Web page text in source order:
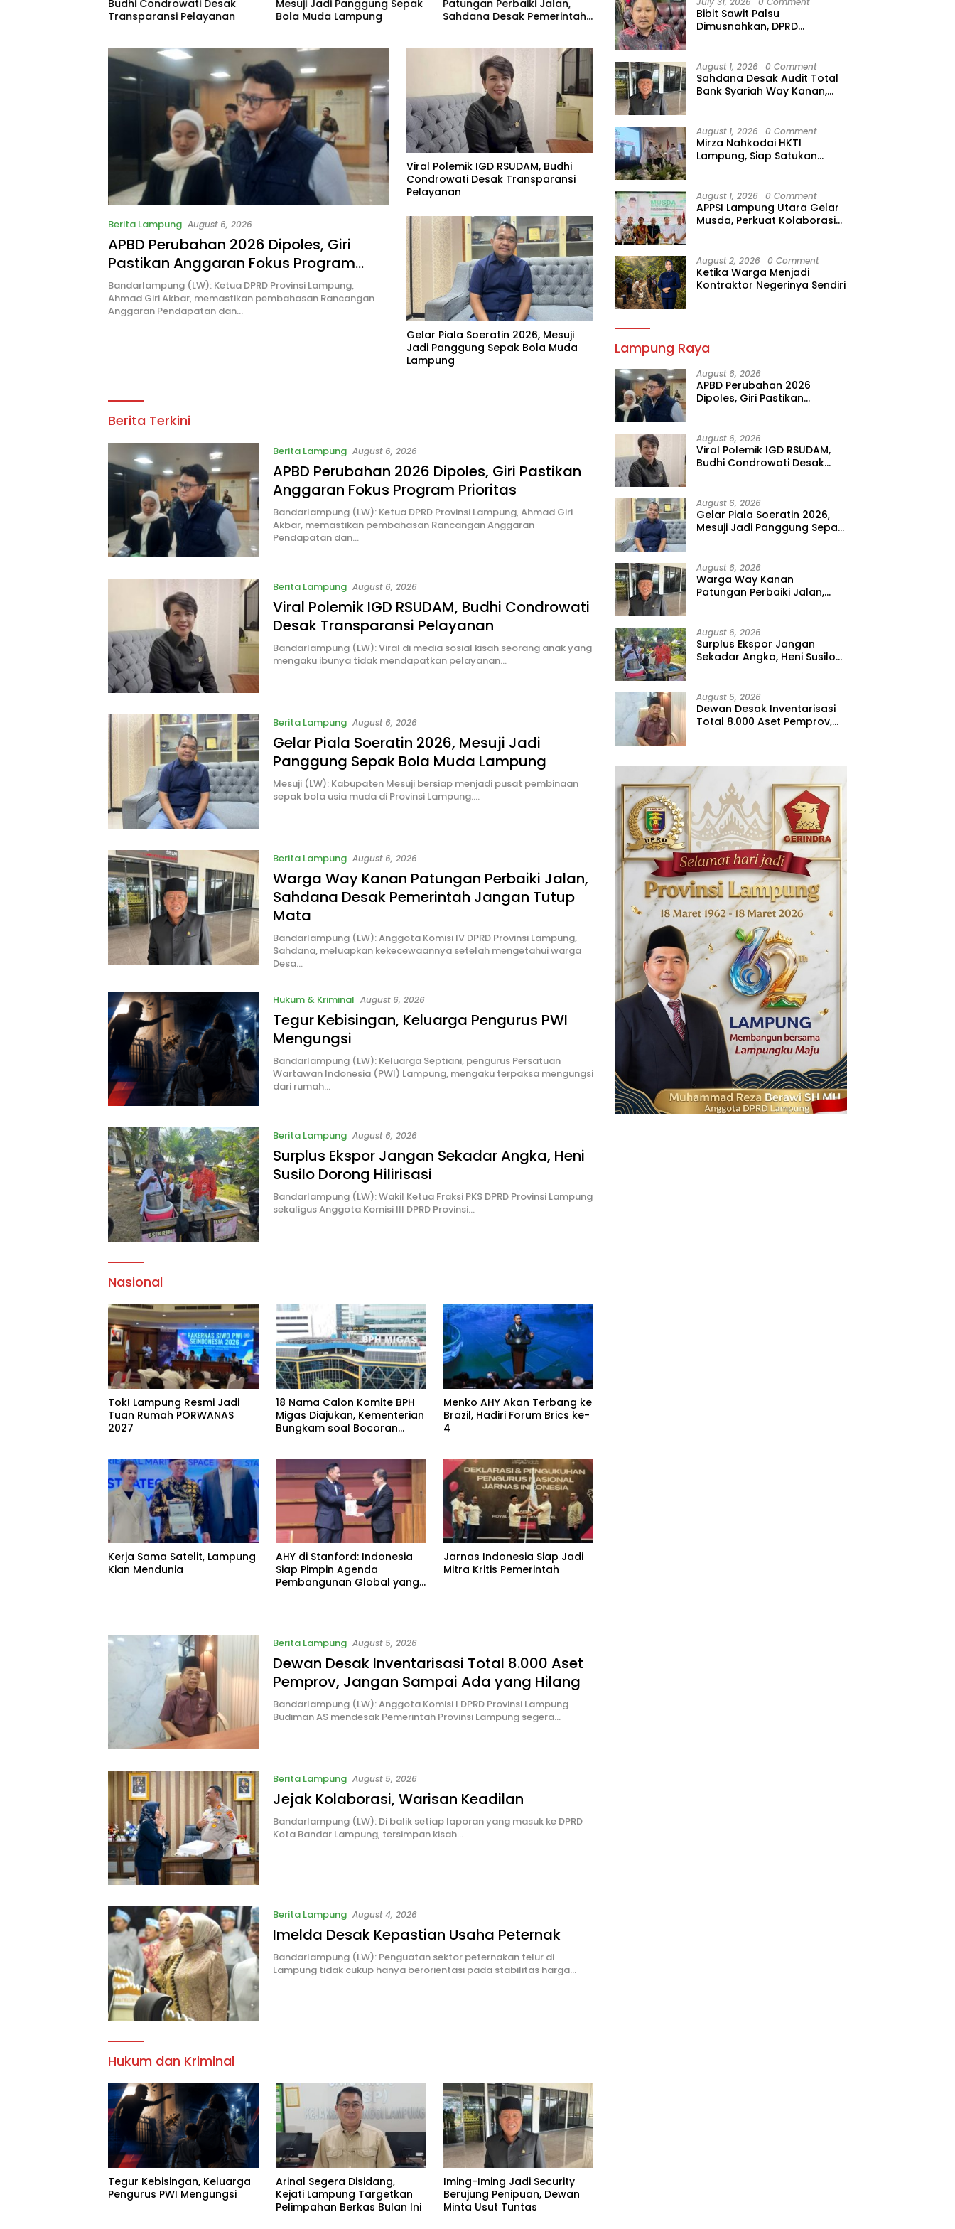
Budhi Condrowati Desak
Transparansi Pelayanan
Mesuji Jadi Panggung Sepak
Bola Muda Lampung
Patungan Perbaiki Jalan,
Sahdana Desak Pemerintah
Pengurus PWI Mengungsi
Sekadar Angka, Heni Susilo
Dorong Hilirisasi
Berita Lampung August 6, 2026
APBD Perubahan 2026 Dipoles, Giri
Pastikan Anggaran Fokus Program
Prioritas
Bandarlampung (LW): Ketua DPRD Provinsi Lampung,
Ahmad Giri Akbar, memastikan pembahasan Rancangan
Anggaran Pendapatan dan…
Viral Polemik IGD RSUDAM, Budhi
Condrowati Desak Transparansi
Pelayanan
Gelar Piala Soeratin 2026, Mesuji
Jadi Panggung Sepak Bola Muda
Lampung
Lampungway.com
Berita Terkini
Berita Lampung August 6, 2026
APBD Perubahan 2026 Dipoles, Giri Pastikan
Anggaran Fokus Program Prioritas
Bandarlampung (LW): Ketua DPRD Provinsi Lampung, Ahmad Giri
Akbar, memastikan pembahasan Rancangan Anggaran
Pendapatan dan…
Berita Lampung August 6, 2026
Viral Polemik IGD RSUDAM, Budhi Condrowati
Desak Transparansi Pelayanan
Bandarlampung (LW): Viral di media sosial kisah seorang anak yang
mengaku ibunya tidak mendapatkan pelayanan…
Berita Lampung August 6, 2026
Gelar Piala Soeratin 2026, Mesuji Jadi
Panggung Sepak Bola Muda Lampung
Mesuji (LW): Kabupaten Mesuji bersiap menjadi pusat pembinaan
sepak bola usia muda di Provinsi Lampung….
Berita Lampung August 6, 2026
Warga Way Kanan Patungan Perbaiki Jalan,
Sahdana Desak Pemerintah Jangan Tutup
Mata
Bandarlampung (LW): Anggota Komisi IV DPRD Provinsi Lampung,
Sahdana, meluapkan kekecewaannya setelah mengetahui warga
Desa…
Hukum & Kriminal August 6, 2026
Tegur Kebisingan, Keluarga Pengurus PWI
Mengungsi
Bandarlampung (LW): Keluarga Septiani, pengurus Persatuan
Wartawan Indonesia (PWI) Lampung, mengaku terpaksa mengungsi
dari rumah…
Berita Lampung August 6, 2026
Surplus Ekspor Jangan Sekadar Angka, Heni
Susilo Dorong Hilirisasi
Bandarlampung (LW): Wakil Ketua Fraksi PKS DPRD Provinsi Lampung
sekaligus Anggota Komisi III DPRD Provinsi…
Nasional
Tok! Lampung Resmi Jadi
Tuan Rumah PORWANAS
2027
18 Nama Calon Komite BPH
Migas Diajukan, Kementerian
Bungkam soal Bocoran
Menko AHY Akan Terbang ke
Brazil, Hadiri Forum Brics ke-
4
Kerja Sama Satelit, Lampung
Kian Mendunia
AHY di Stanford: Indonesia
Siap Pimpin Agenda
Pembangunan Global yang
Jarnas Indonesia Siap Jadi
Mitra Kritis Pemerintah
Berita Lampung August 5, 2026
Dewan Desak Inventarisasi Total 8.000 Aset
Pemprov, Jangan Sampai Ada yang Hilang
Bandarlampung (LW): Anggota Komisi I DPRD Provinsi Lampung
Budiman AS mendesak Pemerintah Provinsi Lampung segera…
Berita Lampung August 5, 2026
Jejak Kolaborasi, Warisan Keadilan
Bandarlampung (LW): Di balik setiap laporan yang masuk ke DPRD
Kota Bandar Lampung, tersimpan kisah…
Berita Lampung August 4, 2026
Imelda Desak Kepastian Usaha Peternak
Bandarlampung (LW): Penguatan sektor peternakan telur di
Lampung tidak cukup hanya berorientasi pada stabilitas harga…
Hukum dan Kriminal
Tegur Kebisingan, Keluarga
Pengurus PWI Mengungsi
Arinal Segera Disidang,
Kejati Lampung Targetkan
Pelimpahan Berkas Bulan Ini
Iming-Iming Jadi Security
Berujung Penipuan, Dewan
Minta Usut Tuntas
Bibit Sawit Palsu
Dimusnahkan, DPRD
August 1, 2026 0 Comment
Sahdana Desak Audit Total
Bank Syariah Way Kanan,
August 1, 2026 0 Comment
Mirza Nahkodai HKTI
Lampung, Siap Satukan
August 1, 2026 0 Comment
APPSI Lampung Utara Gelar
Musda, Perkuat Kolaborasi
Bermartabat
August 2, 2026 0 Comment
Ketika Warga Menjadi
Kontraktor Negerinya Sendiri
Lampung Raya
August 6, 2026
APBD Perubahan 2026
Dipoles, Giri Pastikan
August 6, 2026
Viral Polemik IGD RSUDAM,
Budhi Condrowati Desak
August 6, 2026
Gelar Piala Soeratin 2026,
Mesuji Jadi Panggung Sepak
August 6, 2026
Warga Way Kanan
Patungan Perbaiki Jalan,
August 6, 2026
Surplus Ekspor Jangan
Sekadar Angka, Heni Susilo
August 5, 2026
Dewan Desak Inventarisasi
Total 8.000 Aset Pemprov,